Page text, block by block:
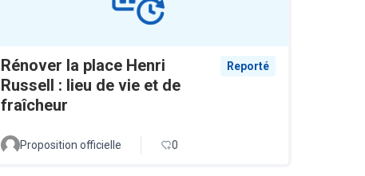
Rénover la place Henri
Russell : lieu de vie et de
fraîcheur
Reporté
Proposition officielle 0